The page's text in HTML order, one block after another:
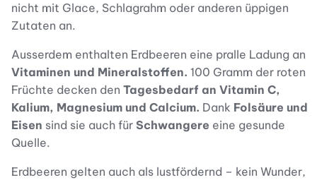
nicht mit Glace, Schlagrahm oder anderen üppigen
Zutaten an.
Ausserdem enthalten Erdbeeren eine pralle Ladung an
Vitaminen und Mineralstoffen. 100 Gramm der roten
Früchte decken den Tagesbedarf an Vitamin C,
Kalium, Magnesium und Calcium. Dank Folsäure und
Eisen sind sie auch für Schwangere eine gesunde
Quelle.
Erdbeeren gelten auch als lustfördernd – kein Wunder,